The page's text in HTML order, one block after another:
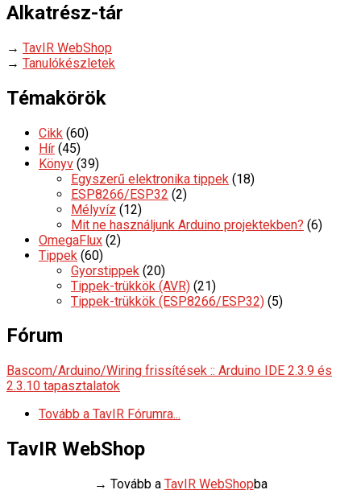
Alkatrész-tár
→ TavIR WebShop
→ Tanulókészletek
Témakörök
Cikk (60)
Hír (45)
Könyv (39)
Egyszerű elektronika tippek (18)
ESP8266/ESP32 (2)
Mélyvíz (12)
Mit ne használjunk Arduino projektekben? (6)
OmegaFlux (2)
Tippek (60)
Gyorstippek (20)
Tippek-trükkök (AVR) (21)
Tippek-trükkök (ESP8266/ESP32) (5)
Fórum
Bascom/Arduino/Wiring frissítések :: Arduino IDE 2.3.9 és
2.3.10 tapasztalatok
Tovább a TavIR Fórumra...
TavIR WebShop
→ Tovább a TavIR WebShopba